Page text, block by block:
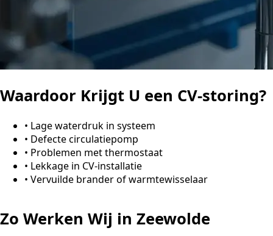
Waardoor Krijgt U een CV-storing?
• Lage waterdruk in systeem
• Defecte circulatiepomp
• Problemen met thermostaat
• Lekkage in CV-installatie
• Vervuilde brander of warmtewisselaar
Zo Werken Wij in Zeewolde